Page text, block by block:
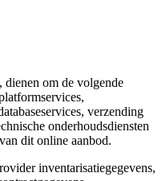
dienen om de volgende
verzending
onderhoudsdiensten
dit online aanbod.
inventarisatiegegevens,